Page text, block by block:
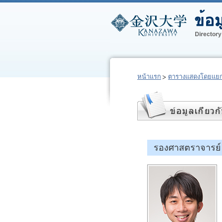
หน้าแรก ตารางแสดงโดยแ
รองศาสตราจาร